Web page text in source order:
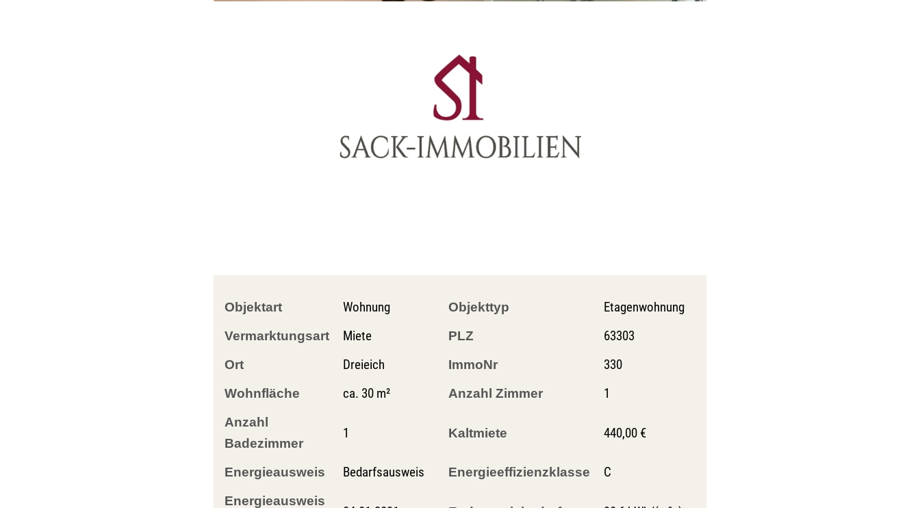
Objektart Wohnung Objekttyp Etagenwohnung
Vermarktungsart Miete PLZ 63303
Ort Dreieich ImmoNr 330
Wohnfläche ca. 30 m² Anzahl Zimmer 1
Anzahl
Badezimmer
1 Kaltmiete 440,00 €
Energieausweis Bedarfsausweis Energieeffizienzklasse C
Energieausweis